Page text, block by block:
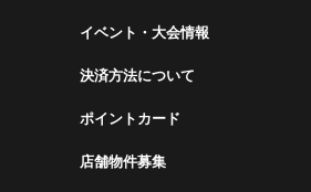
イベント・⼤会情報
決済方法について
ポイントカード
店舗物件募集